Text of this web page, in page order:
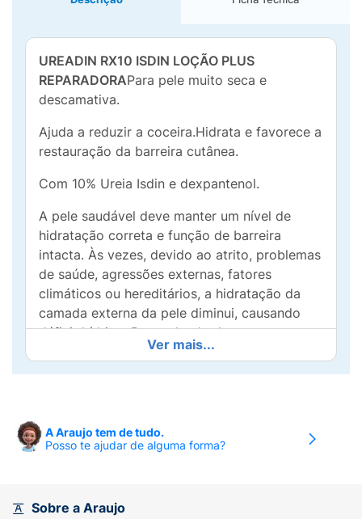
UREADIN RX10 ISDIN LOÇÃO PLUS
REPARADORAPara pele muito seca e
descamativa.
Ajuda a reduzir a coceira.Hidrata e favorece a
restauração da barreira cutânea.
Com 10% Ureia Isdin e dexpantenol.
A pele saudável deve manter um nível de
hidratação correta e função de barreira
intacta. Às vezes, devido ao atrito, problemas
de saúde, agressões externas, fatores
climáticos ou hereditários, a hidratação da
camada externa da pele diminui, causando
déficit hídrico. Dependendo da sua
intensidade, as manifestações podem ocorrer
em diferentes graus: a secura geral e
Ureadin Rx é uma loção hidratante com 10%
formulação, o Ureadin Rx combate a pele
Ver mais...
A Araujo tem de tudo.
Posso te ajudar de alguma forma?
Sobre a Araujo